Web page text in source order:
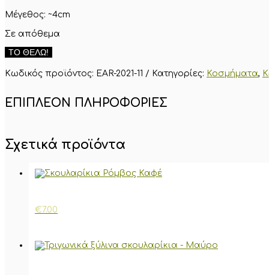
Μέγεθος: ~4cm
Σε απόθεμα
Ασημί
σκουλαρίκια
με
γαλάζιες
από
καοτσούκ
ΤΟ ΘΈΛΩ!
Κωδικός προϊόντος: EAR-2021-11 Κατηγορίες: Κοσμήματα,
ΕΠΙΠΛΈΟΝ ΠΛΗΡΟΦΟΡΊΕΣ
Σχετικά προϊόντα
€7.00